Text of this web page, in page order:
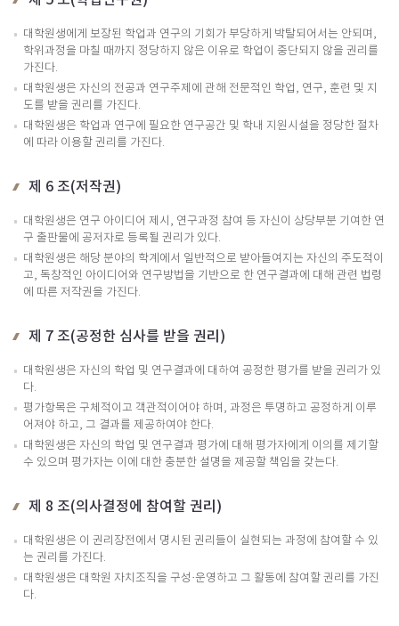
대학원생에게 보장된 학업과 연구의 기회가 부당하게 박탈되어서는 안되며,
학위과정을 마칠 때까지 정당하지 않은 이유로 학업이 중단되지 않을 권리를
가진다.
대학원생은 자신의 전공과 연구주제에 관해 전문적인 학업, 연구, 훈련 및 지
도를 받을 권리를 가진다.
대학원생은 학업과 연구에 필요한 연구공간 및 학내 지원시설을 정당한 절차
에 따라 이용할 권리를 가진다.
제 6 조(저작권)
대학원생은 연구 아이디어 제시, 연구과정 참여 등 자신이 상당부분 기여한 연
구 출판물에 공저자로 등록될 권리가 있다.
대학원생은 해당 분야의 학계에서 일반적으로 받아들여지는 자신의 주도적이
고, 독창적인 아이디어와 연구방법을 기반으로 한 연구결과에 대해 관련 법령
에 따른 저작권을 가진다.
제 7 조(공정한 심사를 받을 권리)
대학원생은 자신의 학업 및 연구결과에 대하여 공정한 평가를 받을 권리가 있
다.
평가항목은 구체적이고 객관적이어야 하며, 과정은 투명하고 공정하게 이루
어져야 하고, 그 결과를 제공하여야 한다.
대학원생은 자신의 학업 및 연구결과 평가에 대해 평가자에게 이의를 제기할
수 있으며 평가자는 이에 대한 충분한 설명을 제공할 책임을 갖는다.
제 8 조(의사결정에 참여할 권리)
대학원생은 이 권리장전에서 명시된 권리들이 실현되는 과정에 참여할 수 있
는 권리를 가진다.
대학원생은 대학원 자치조직을 구성·운영하고 그 활동에 참여할 권리를 가진
다.